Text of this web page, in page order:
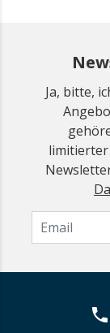
Ja, bitte,
limitierter